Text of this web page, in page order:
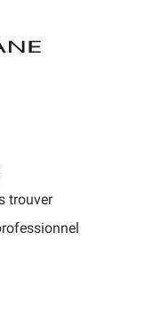
trouver